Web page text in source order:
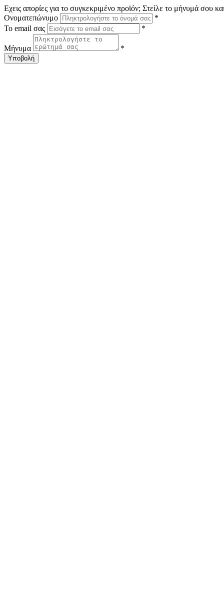
Εχεις απορίες για το συγκεκριμένο προϊόν; Στείλε το μήνυμά σου
Ονοματεπώνυμο
*
Το email σας
*
Μήνυμα *
Υποβολή